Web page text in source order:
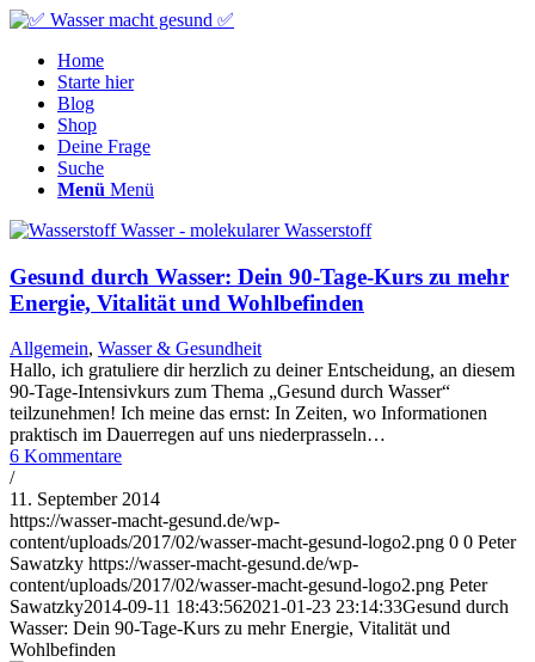
Home
Starte hier
Blog
Shop
Deine Frage
Suche
Menü Menü
Gesund durch Wasser: Dein 90-Tage-Kurs zu mehr
Energie, Vitalität und Wohlbefinden
Allgemein, Wasser & Gesundheit
Hallo, ich gratuliere dir herzlich zu deiner Entscheidung, an diesem
90-Tage-Intensivkurs zum Thema „Gesund durch Wasser“
teilzunehmen! Ich meine das ernst: In Zeiten, wo Informationen
praktisch im Dauerregen auf uns niederprasseln…
6 Kommentare
/
11. September 2014
https://wasser-macht-gesund.de/wp-
content/uploads/2017/02/wasser-macht-gesund-logo2.png 0 0 Peter
Sawatzky https://wasser-macht-gesund.de/wp-
content/uploads/2017/02/wasser-macht-gesund-logo2.png Peter
Sawatzky2014-09-11 18:43:562021-01-23 23:14:33Gesund durch
Wasser: Dein 90-Tage-Kurs zu mehr Energie, Vitalität und
Wohlbefinden